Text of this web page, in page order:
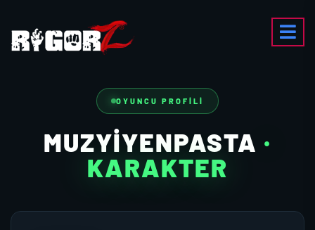
OYUNCU PROFILI
MUZYIYENPASTA ·
KARAKTER